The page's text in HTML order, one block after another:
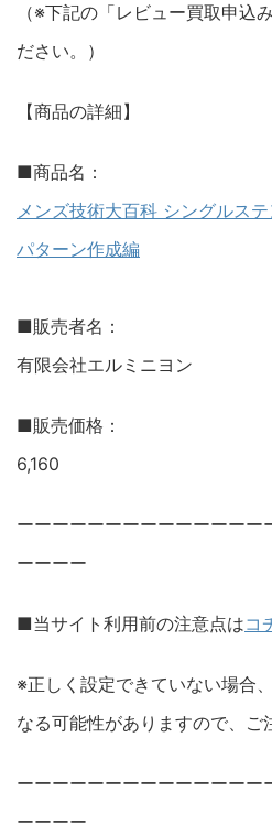
（※下記の「レビュー買取申込
ださい。）
【商品の詳細】
■商品名：
メンズ技術大百科 シングルス
パターン作成編
■販売者名：
有限会社エルミニヨン
■販売価格：
6,160
ーーーーーーーーーーーーーー
ーーーー
■当サイト利用前の注意点はコ
※正しく設定できていない場合
なる可能性がありますので、ご
ーーーーーーーーーーーーーー
ーーーー